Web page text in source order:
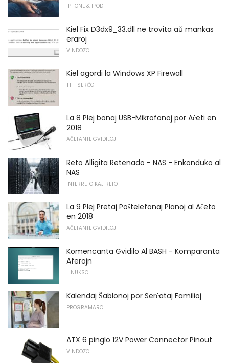
IPHONE & IPOD
Kiel Fix D3dx9_33.dll ne trovita aŭ mankas
eraroj
VINDOZO
Kiel agordi la Windows XP Firewall
TTT-SERĈO
La 8 Plej bonaj USB-Mikrofonoj por Aĉeti en
2018
AĈETANTE GVIDILOJ
Reto Alligita Retenado - NAS - Enkonduko al
NAS
INTERRETO KAJ RETO
La 9 Plej Pretaj Poŝtelefonaj Planoj al Aĉeto
en 2018
AĈETANTE GVIDILOJ
Komencanta Gvidilo Al BASH - Komparanta
Aferojn
LINUKSO
Kalendaj Ŝablonoj por Serĉataj Familioj
PROGRAMARO
ATX 6 pinglo 12V Power Connector Pinout
VINDOZO